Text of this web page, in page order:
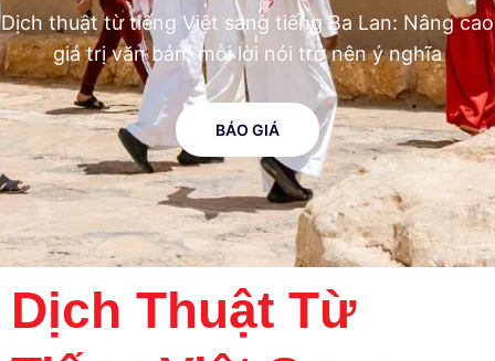
Dịch thuật từ tiếng Việt sang tiếng Ba Lan: Nâng cao
giá trị văn bản, mỗi lời nói trở nên ý nghĩa
BÁO GIÁ
Dịch Thuật Từ